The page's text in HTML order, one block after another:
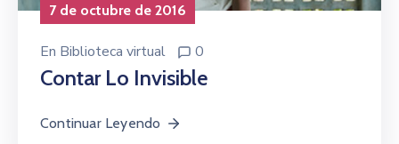
7 de octubre de 2016
En Biblioteca virtual 0
Contar Lo Invisible
Continuar Leyendo